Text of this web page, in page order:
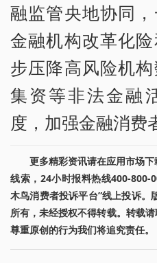
融监管央地协同
金融机构改革化
步压降高风险机
集资等非法金融
度，加强金融消费
更多精彩资讯请在应用市场
线索，24小时报料热线400-800-
木鸟消费者投诉平台”线上投诉。
所有，未经授权不得转载。转载
尊重原创的行为我们将追究责任。